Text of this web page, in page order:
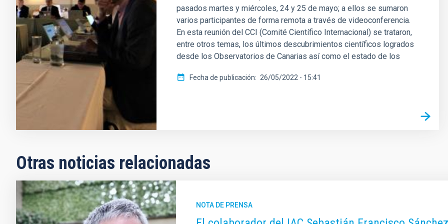
pasados martes y miércoles, 24 y 25 de mayo; a ellos se sumaron
varios participantes de forma remota a través de videoconferencia.
En esta reunión del CCI (Comité Científico Internacional) se trataron,
entre otros temas, los últimos descubrimientos científicos logrados
desde los Observatorios de Canarias así como el estado de los
Fecha de publicación 26/05/2022 - 15:41
Otras noticias relacionadas
NOTA DE PRENSA